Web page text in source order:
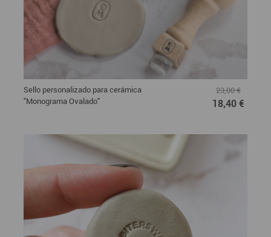
Sello personalizado para cerámica
"Monograma Ovalado"
23,00 €
18,40 €